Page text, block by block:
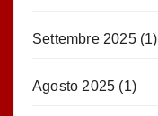
Settembre 2025(1)
Agosto 2025 (1)